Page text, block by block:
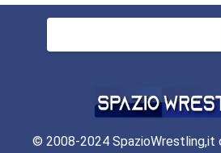
© 2008-2024 SpazioWrestling,it